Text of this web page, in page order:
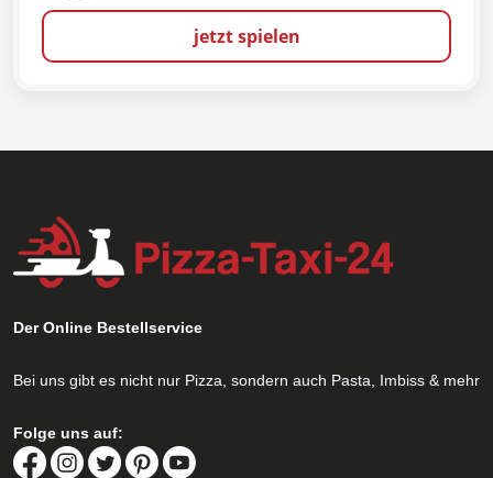
jetzt spielen
Der Online Bestellservice
Bei uns gibt es nicht nur Pizza, sondern auch Pasta, Imbiss & mehr
Folge uns auf: